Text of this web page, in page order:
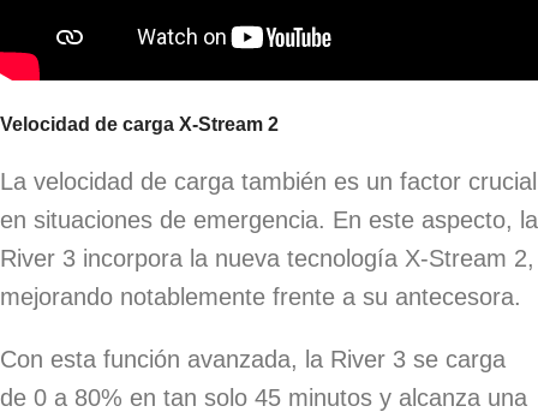
Velocidad de carga X-Stream 2
La velocidad de carga también es un factor crucial
en situaciones de emergencia. En este aspecto, la
River 3 incorpora la nueva tecnología X-Stream 2,
mejorando notablemente frente a su antecesora.
Con esta función avanzada, la River 3 se carga
de 0 a 80% en tan solo 45 minutos y alcanza una